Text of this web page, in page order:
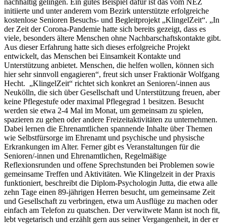
nachhaltig gelingen. Ein gutes Beispiel dafür ist das vom NEZ
initiierte und unter anderem vom Bezirk unterstützte erfolgreiche
kostenlose Senioren Besuchs- und Begleitprojekt „KlingelZeit“. „In
der Zeit der Corona-Pandemie hatte sich bereits gezeigt, dass es
viele, besonders ältere Menschen ohne Nachbarschaftskontakte gibt.
Aus dieser Erfahrung hatte sich dieses erfolgreiche Projekt
entwickelt, das Menschen bei Einsamkeit Kontakte und
Unterstützung anbietet. Menschen, die helfen wollen, können sich
hier sehr sinnvoll engagieren“, freut sich unser Fraktionär Wolfgang
Hecht. „KlingelZeit“ richtet sich konkret an Senioren/-innen aus
Neukölln, die sich über Gesellschaft und Unterstützung freuen, aber
keine Pflegestufe oder maximal Pflegegrad 1 besitzen. Besucht
werden sie etwa 2-4 Mal im Monat, um gemeinsam zu spielen,
spazieren zu gehen oder andere Freizeitaktivitäten zu unternehmen.
Dabei lernen die Ehrenamtlichen spannende Inhalte über Themen
wie Selbstfürsorge im Ehrenamt und psychische und physische
Erkrankungen im Alter. Ferner gibt es Veranstaltungen für die
Senioren/-innen und Ehrenamtlichen, Regelmäßige
Reflexionsrunden und offene Sprechstunden bei Problemen sowie
gemeinsame Treffen und Aktivitäten. Wie Klingelzeit in der Praxis
funktioniert, beschreibt die Diplom-Psychologin Jutta, die etwa alle
zehn Tage einen 89-jährigen Herren besucht, um gemeinsame Zeit
und Gesellschaft zu verbringen, etwa um Ausflüge zu machen oder
einfach am Telefon zu quatschen. Der verwitwete Mann ist noch fit,
lebt vegetarisch und erzählt gern aus seiner Vergangenheit, in der er